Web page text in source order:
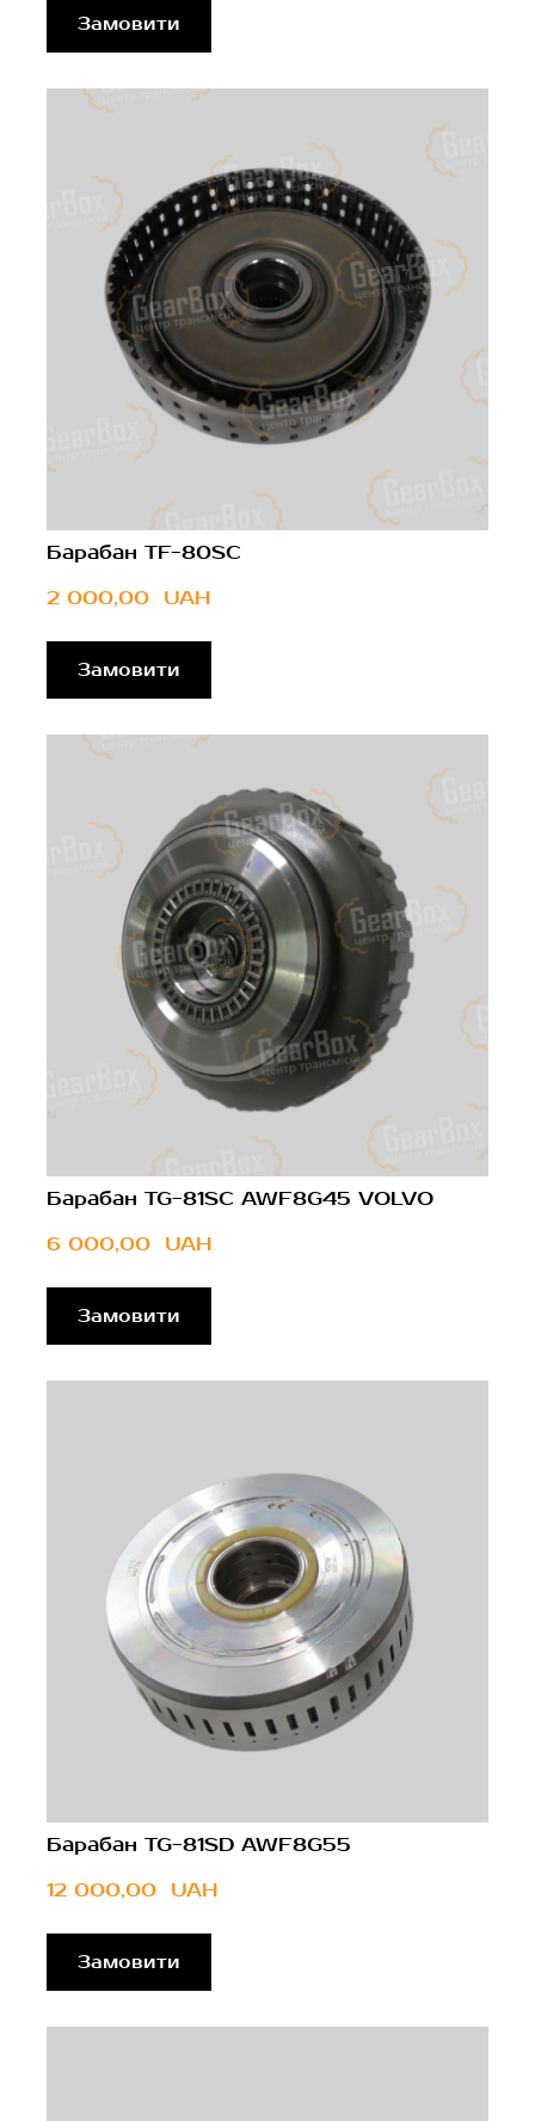
Замовити
Барабан TF-80SC
2 000,00  UAH
Замовити
Барабан TG-81SC AWF8G45 VOLVO
6 000,00  UAH
Замовити
Барабан TG-81SD AWF8G55
12 000,00  UAH
Замовити